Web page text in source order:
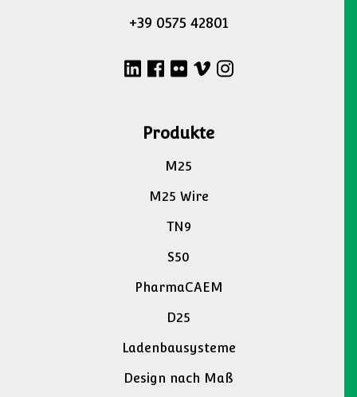
+39 0575 42801
Produkte
M25
M25 Wire
TN9
S50
PharmaCAEM
D25
Ladenbausysteme
Design nach Maß